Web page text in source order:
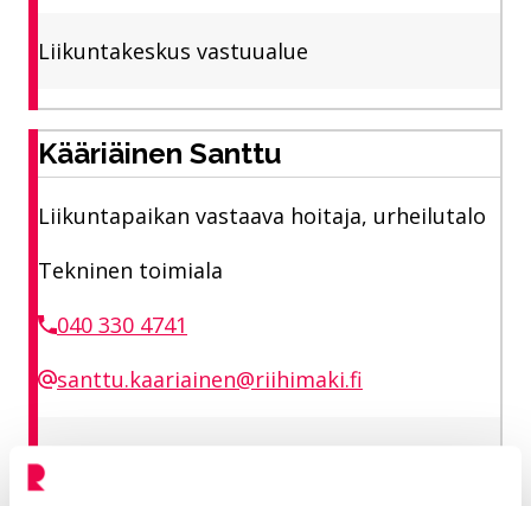
Liikuntakeskus vastuualue
Kääriäinen Santtu
Liikuntapaikan vastaava hoitaja, urheilutalo
Tekninen toimiala
040 330 4741
santtu.kaariainen@riihimaki.fi